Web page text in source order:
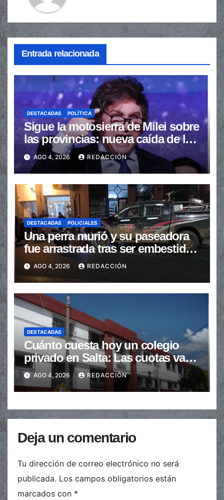
Entrada relacionada
DESTACADAS POLÍTICA
Sigue la motosierra de Milei sobre
las provincias: nueva caída de las
transferencias no automáticas
AGO 4, 2026 REDACCIÓN
DESTACADAS POLICIALES
Una perra murió y su paseadora
fue arrastrada tras ser embestidas
en la senda peatonal
AGO 4, 2026 REDACCIÓN
DESTACADAS
Cuánto cuesta hoy un colegio
privado en Salta: Las cuotas van
de $110.000 a más de $600.000
AGO 4, 2026 REDACCIÓN
Deja un comentario
Tu dirección de correo electrónico no será
publicada. Los campos obligatorios están
marcados con *